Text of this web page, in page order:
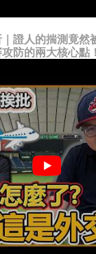
證人的揣測竟然
防的兩大核心點！